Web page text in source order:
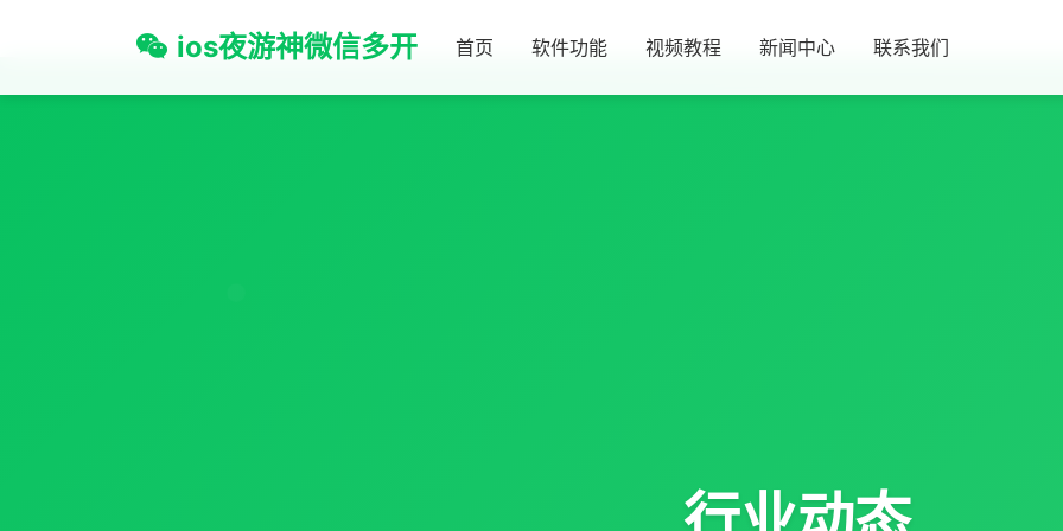
ios夜游神微信多开 首页 软件功能 视频教程 新闻中心 联系我们